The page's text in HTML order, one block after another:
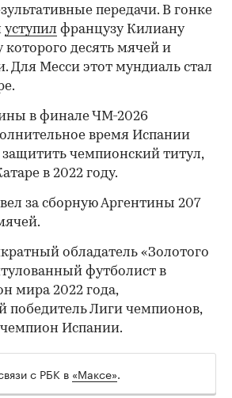
передачи. В гонке
уступил французу Килиану
которого десять мячей и
Для Месси этот мундиаль стал
в финале ЧМ-2026
время Испании
защитить чемпионский титул,
в 2022 году.
за сборную Аргентины 207
обладатель «Золотого
футболист в
мира 2022 года,
победитель Лиги чемпионов,
Испании.
с РБК в «Максе».